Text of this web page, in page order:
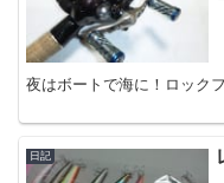
夜はボートで海に！ロック
日記